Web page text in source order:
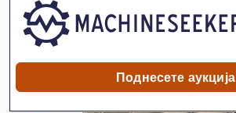
Поднесете аукција